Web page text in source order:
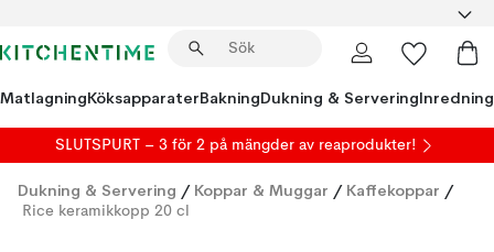
MatlagningKöksapparaterBakningDukning & ServeringInredning
SLUTSPURT – 3 för 2 på mängder av reaprodukter!
Dukning & Servering / Koppar & Muggar / Kaffekoppar /
Rice keramikkopp 20 cl